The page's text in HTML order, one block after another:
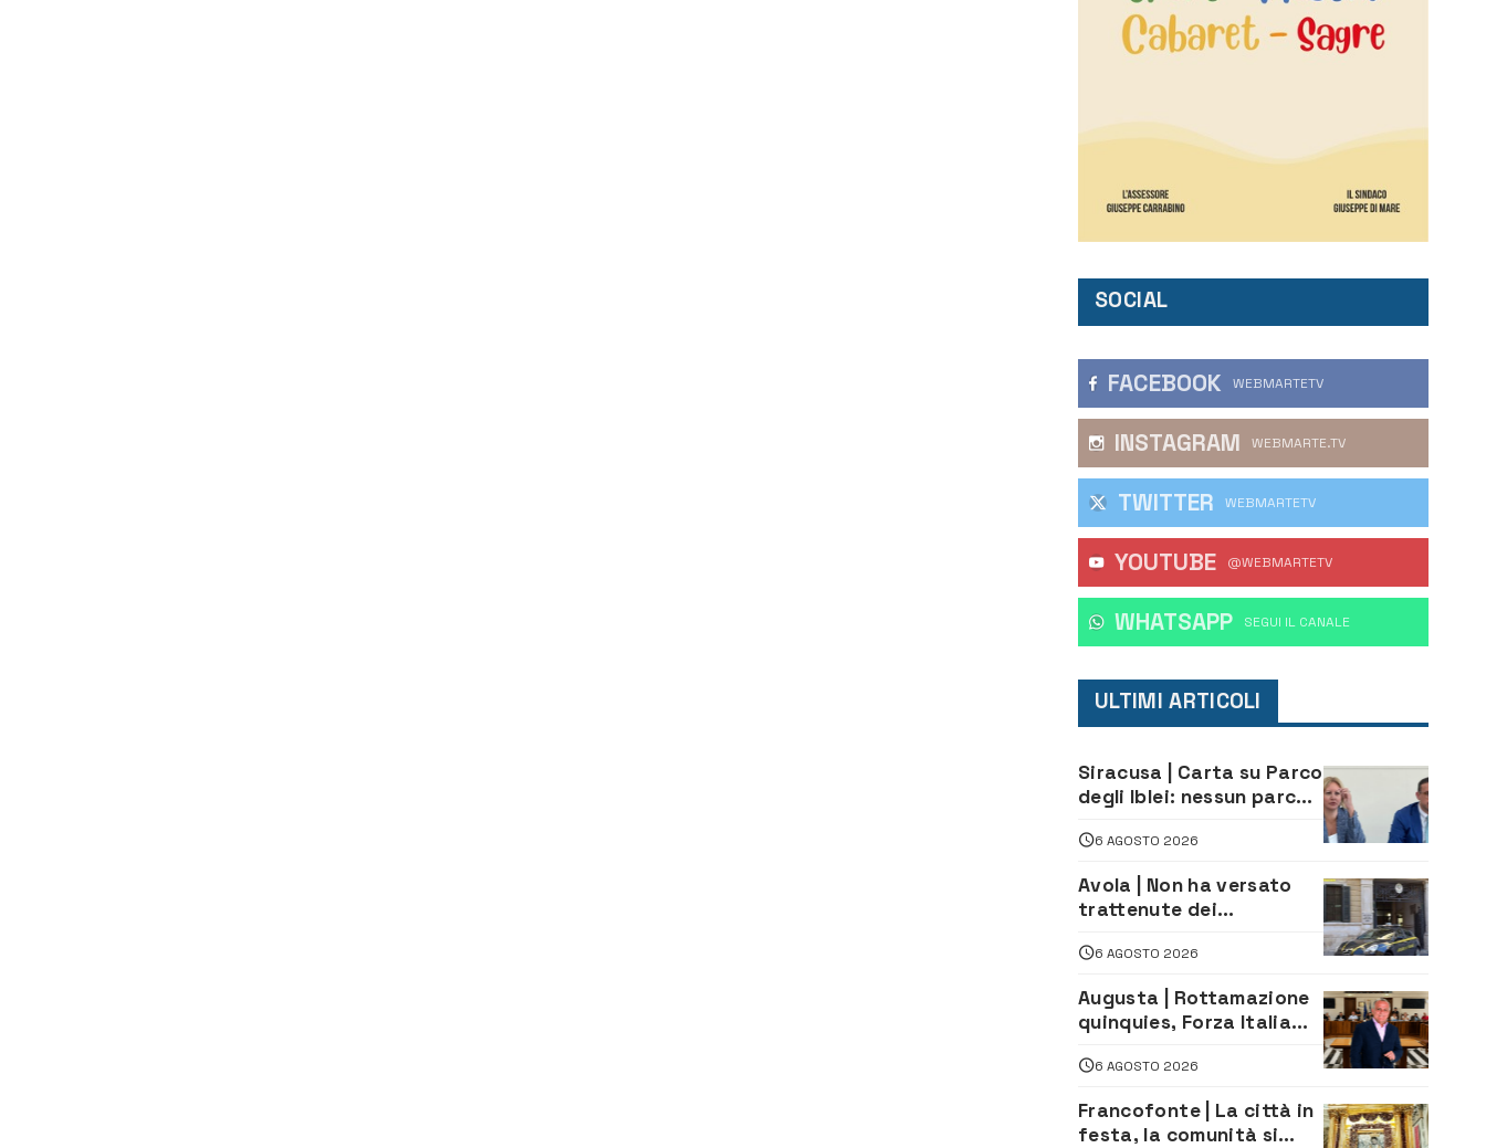
SOCIAL
FACEBOOK WEBMARTETV
INSTAGRAM WEBMARTE.TV
TWITTER WEBMARTETV
YOUTUBE @WEBMARTETV
WHATSAPP ‎SEGUI IL CANALE
ULTIMI ARTICOLI
Siracusa | Carta su Parco
degli Iblei: nessun parco
comunità e il territorio
6 AGOSTO 2026
Avola | Non ha versato
trattenute dei
oltre 700 mila euro a
imprenditore della
climatizzazione
6 AGOSTO 2026
Augusta | Rottamazione
quinquies, Forza Italia
«La proposta è nostra»
6 AGOSTO 2026
Francofonte | La città in
festa, la comunità si